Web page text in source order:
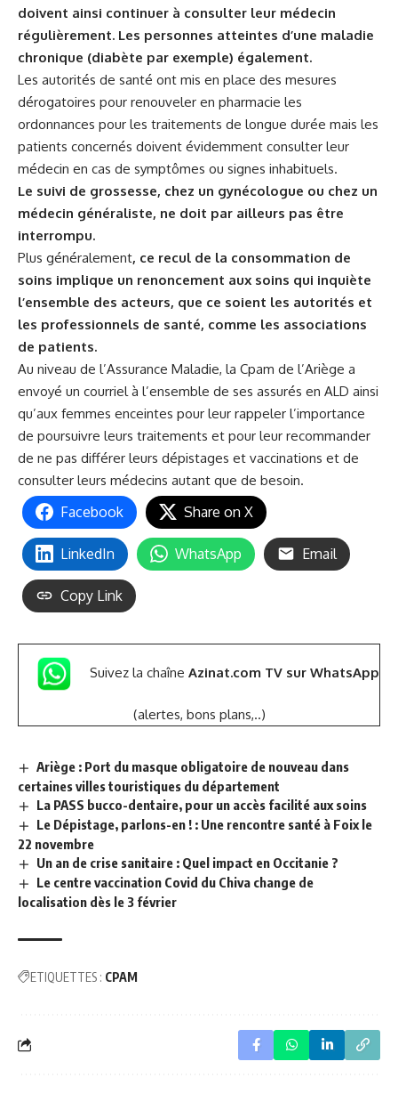
doivent ainsi continuer à consulter leur médecin
régulièrement. Les personnes atteintes d’une maladie
chronique (diabète par exemple) également.
Les autorités de santé ont mis en place des mesures
dérogatoires pour renouveler en pharmacie les
ordonnances pour les traitements de longue durée mais les
patients concernés doivent évidemment consulter leur
médecin en cas de symptômes ou signes inhabituels.
Le suivi de grossesse, chez un gynécologue ou chez un
médecin généraliste, ne doit par ailleurs pas être
interrompu.
Plus généralement, ce recul de la consommation de
soins implique un renoncement aux soins qui inquiète
l’ensemble des acteurs, que ce soient les autorités et
les professionnels de santé, comme les associations
de patients.
Au niveau de l’Assurance Maladie, la Cpam de l’Ariège a
envoyé un courriel à l’ensemble de ses assurés en ALD ainsi
qu’aux femmes enceintes pour leur rappeler l’importance
de poursuivre leurs traitements et pour leur recommander
de ne pas différer leurs dépistages et vaccinations et de
consulter leurs médecins autant que de besoin.
Facebook Share on X
LinkedIn WhatsApp Email
Copy Link
Suivez la chaîne Azinat.com TV sur WhatsApp
(alertes, bons plans,..)
Ariège : Port du masque obligatoire de nouveau dans
certaines villes touristiques du département
La PASS bucco-dentaire, pour un accès facilité aux soins
Le Dépistage, parlons-en ! : Une rencontre santé à Foix le
22 novembre
Un an de crise sanitaire : Quel impact en Occitanie ?
Le centre vaccination Covid du Chiva change de
localisation dès le 3 février
ETIQUETTES : CPAM